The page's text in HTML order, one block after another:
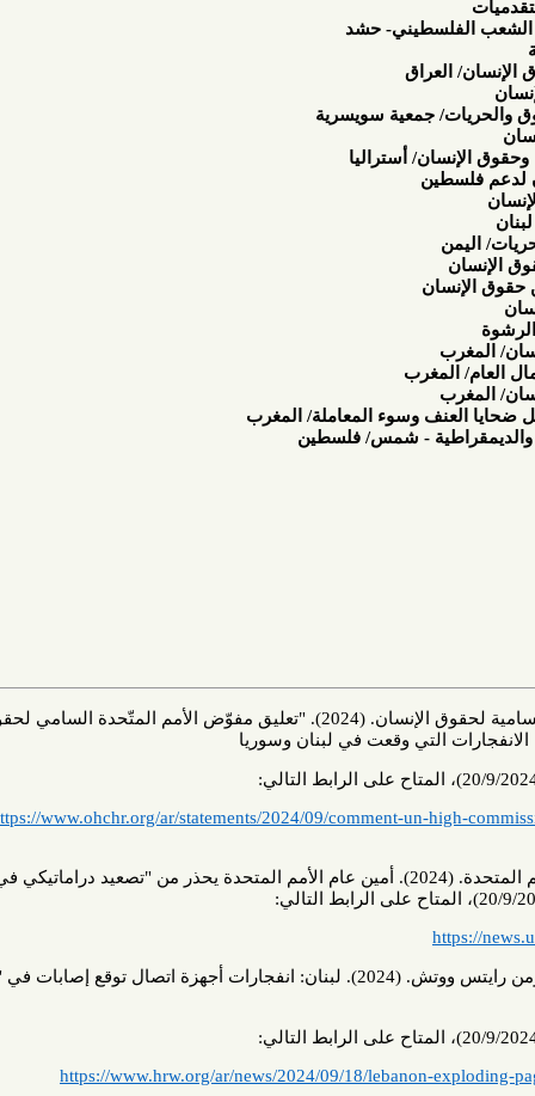
حشد
جمعية سويسرية
أستراليا
وسوء المعاملة/ المغرب
- شمس/ فلسطين
الموقع الرسمي للمفوضية السامية لحقوق الإنسان. (2024). "تعليق مفوّض الأمم المتّحدة السامي لحقوق
وقعت في لبنان وسوريا
https://www.ohchr.org/ar/statements/2024/09/comment-un-
الموقع الرسمي لمنظمة الأمم المتحدة. (2024). أمين عام الأمم المتحدة يحذر من "تصعيد دراماتيكي في لبنان".
الموقع الرسمي لمنظمة هيومن رايتس ووتش. (2024). لبنان: انفجارات أجهزة اتصال توقع إصابات في "حزب
https://www.hrw.org/ar/news/2024/09/18/lebanon-